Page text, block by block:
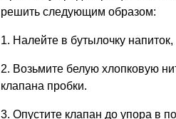
решить следующим образом:
1. Налейте в бутылочку
2. Возьмите белую хлопковую
клапана пробки.
3. Опустите клапан до упора в